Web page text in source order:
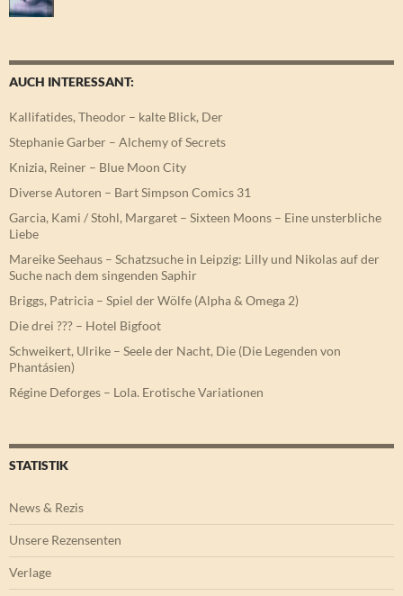
AUCH INTERESSANT:
Kallifatides, Theodor – kalte Blick, Der
Stephanie Garber – Alchemy of Secrets
Knizia, Reiner – Blue Moon City
Diverse Autoren – Bart Simpson Comics 31
Garcia, Kami / Stohl, Margaret – Sixteen Moons – Eine unsterbliche
Liebe
Mareike Seehaus – Schatzsuche in Leipzig: Lilly und Nikolas auf der
Suche nach dem singenden Saphir
Briggs, Patricia – Spiel der Wölfe (Alpha & Omega 2)
Die drei ??? – Hotel Bigfoot
Schweikert, Ulrike – Seele der Nacht, Die (Die Legenden von
Phantásien)
Régine Deforges – Lola. Erotische Variationen
STATISTIK
News & Rezis
Unsere Rezensenten
Verlage